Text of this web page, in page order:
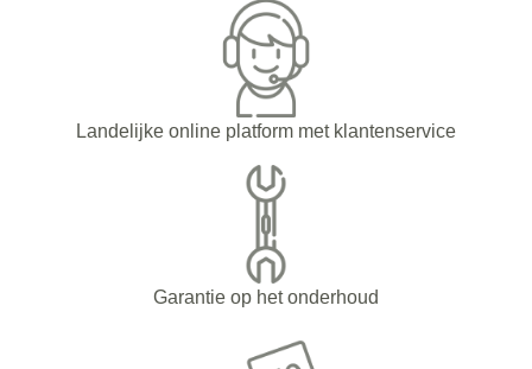
Landelijke online platform met klantenservice
Garantie op het onderhoud